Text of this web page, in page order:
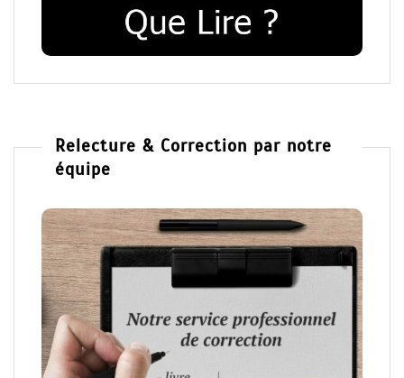
Relecture & Correction par notre
équipe